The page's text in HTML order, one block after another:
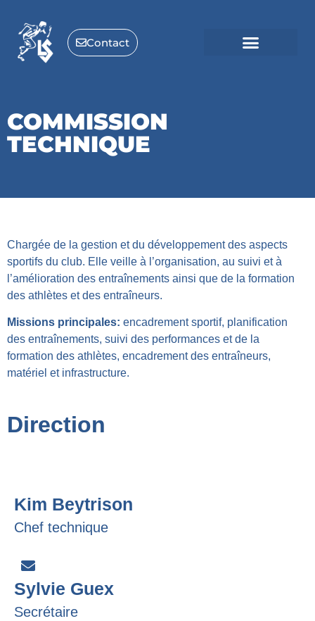
Contact
COMMISSION
TECHNIQUE
Chargée de la gestion et du développement des aspects
sportifs du club. Elle veille à l’organisation, au suivi et à
l’amélioration des entraînements ainsi que de la formation
des athlètes et des entraîneurs.
Missions principales: encadrement sportif, planification
des entraînements, suivi des performances et de la
formation des athlètes, encadrement des entraîneurs,
matériel et infrastructure.
Direction
Kim Beytrison
Chef technique
Sylvie Guex
Secrétaire